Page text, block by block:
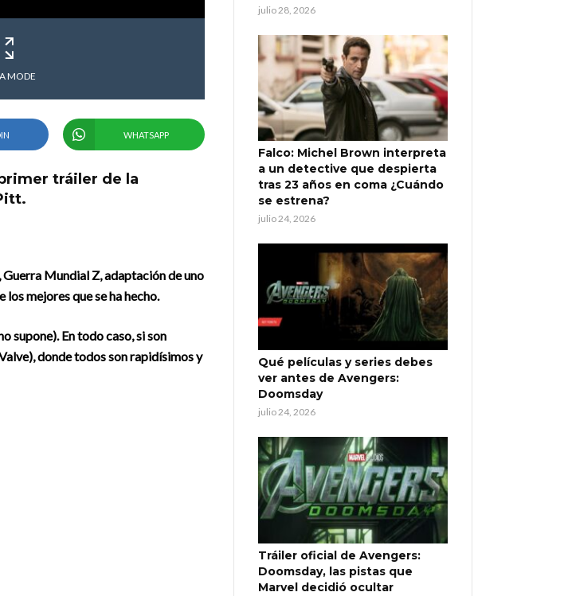
MODE
WHATSAPP
tráiler de la
Mundial Z, adaptación de uno
mejores que se ha hecho.
supone). En todo caso, si son
donde todos son rapidísimos y
julio 28, 2026
Falco: Michel Brown interpreta
a un detective que despierta
tras 23 años en coma ¿Cuándo
se estrena?
julio 24, 2026
Qué películas y series debes
ver antes de Avengers:
Doomsday
julio 24, 2026
Tráiler oficial de Avengers:
Doomsday, las pistas que
Marvel decidió ocultar